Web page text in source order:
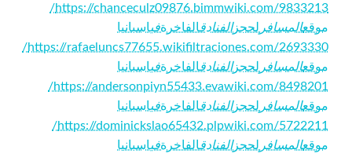
https://chanceculz09876.bimmwiki.com/9833213/
موقعالمسافر لحجزالفنادقالفاخرةفياسبانيا
https://rafaeluncs77655.wikifiltraciones.com/2693330/
موقعالمسافر لحجزالفنادقالفاخرةفياسبانيا
https://andersonpiyn55433.evawiki.com/8498201/
موقعالمسافر لحجزالفنادقالفاخرةفياسبانيا
https://dominickslao65432.plpwiki.com/5722211/
موقعالمسافر لحجزالفنادقالفاخرةفياسبانيا